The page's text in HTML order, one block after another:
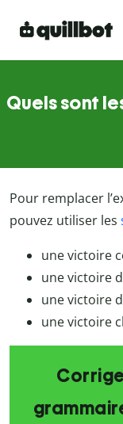
Quels sont
Pour remplacer
pouvez utiliser les
une victoire
une victoire
une victoire
une victoire